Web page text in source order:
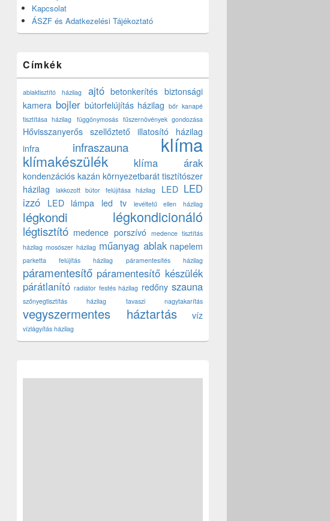
Kapcsolat
ÁSZF és Adatkezelési Tájékoztató
Címkék
ablaktisztító házilag ajtó betonkerítés biztonsági
kamera bojler bútorfelújítás házilag bőr kanapé
tisztítása házilag függönymosás fűszernövények gondozása
Hővisszanyerős szellőztető illatosító házilag
infra
infraszauna klíma
klímakészülék klíma árak
kondenzációs kazán környezetbarát tisztítószer
házilag
lakkozott bútor felújítása házilag LED LED
izzó
LED lámpa led tv levéltetű ellen házilag
légkondi légkondicionáló
légtisztító medence porszívó medence tisztítás
házilag mosószer házilag műanyag ablak napelem
parketta felújítás házilag páramentesítés házilag
páramentesítő páramentesítő készülék
párátlanító radiátor festés házilag redőny szauna
szőnyegtisztítás házilag tavaszi nagytakarítás
vegyszermentes háztartás víz
vízlágyítás házilag